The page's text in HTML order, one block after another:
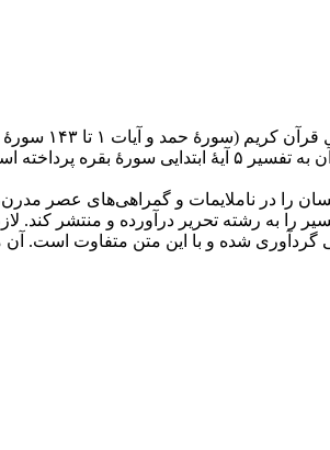
متن حاضر تفسیر آیات ۱ تا ۵
در این تفسیر، ابتدا توضیحاتی دربارۀ حروف مقطعه در قرآن، روابط و کلمات عربی ارائه کرده و سپس
را در ناملایمات و گمراهی‌های عصر
و در جلسات مختلف، از سال ۱۳۴۱ تصمیم گرفت یک مجموعه تفسیر را به رشته تحریر
داده است که در کتاب درس‌های قرآنی گردآوری شده و با این